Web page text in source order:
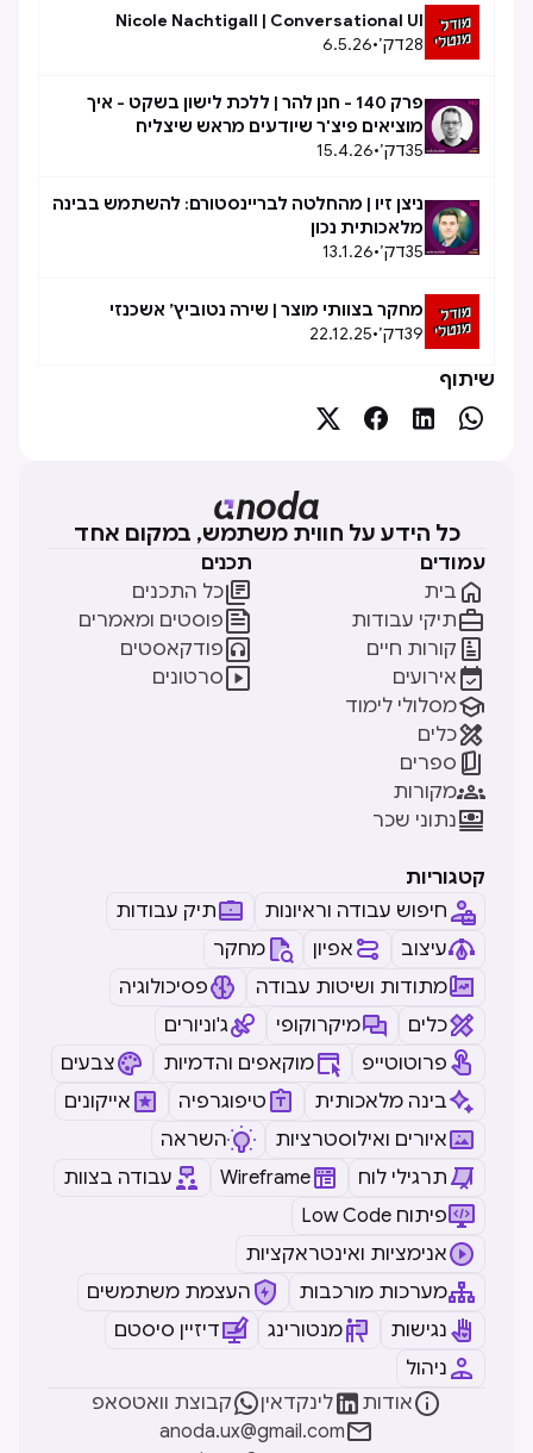
Nicole Nachtigall | Conversational UI
28דק׳•
6.5.26
פרק 140 - חנן להר | ללכת לישון בשקט - איך
מוציאים פיצ'ר שיודעים מראש שיצליח
35דק׳•
15.4.26
ניצן זיו | מהחלטה לבריינסטורם: להשתמש בבינה
מלאכותית נכון
35דק׳•
13.1.26
מחקר בצוותי מוצר | שירה נטוביץ׳ אשכנזי
39דק׳•
22.12.25
שיתוף




כל הידע על חווית משתמש, במקום אחד
עמודים
בית 
תיקי עבודות
קורות חיים 
אירועים 
מסלולי לימוד
כלים
ספרים 
מקורות
נתוני שכר
תכנים
כל התכנים
פוסטים ומאמרים
פודקאסטים
סרטונים
קטגוריות
חיפוש עבודה וראיונות
תיק עבודות
עיצוב
אפיון
מחקר
מתודות ושיטות עבודה
פסיכולוגיה
כלים
מיקרוקופי
ג'וניורים
פרוטוטייפ
מוקאפים והדמיות
צבעים
בינה מלאכותית
טיפוגרפיה
אייקונים
איורים ואילוסטרציות
השראה
תרגילי לוח
Wireframe
עבודה בצוות
Low Code פיתוח
אנימציות ואינטראקציות
מערכות מורכבות
העצמת משתמשים
נגישות
מנטורינג
דיזיין סיסטם
ניהול
אודות לינקדאין קבוצת וואטסאפ
anoda.ux@gmail.com